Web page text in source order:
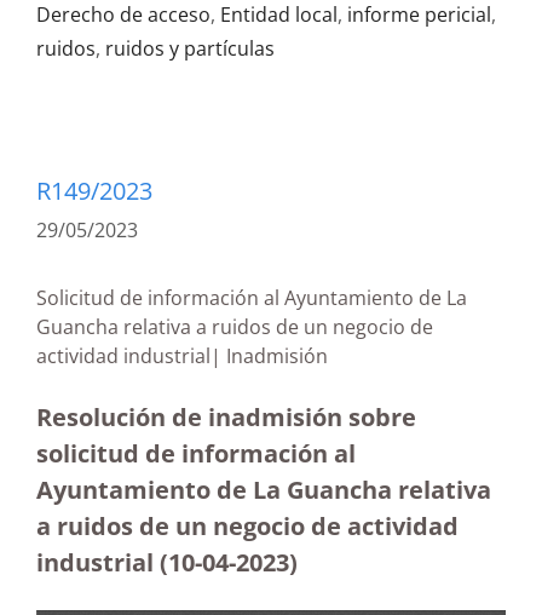
Derecho de acceso, Entidad local, informe pericial,
ruidos, ruidos y partículas
R149/2023
29/05/2023
Solicitud de información al Ayuntamiento de La
Guancha relativa a ruidos de un negocio de
actividad industrial| Inadmisión
Resolución de inadmisión sobre
solicitud de información al
Ayuntamiento de La Guancha relativa
a ruidos de un negocio de actividad
industrial (10-04-2023)